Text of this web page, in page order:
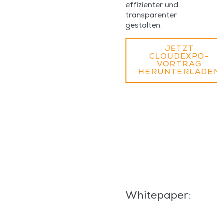
effizienter und
transparenter
gestalten.
JETZT
CLOUDEXPO-
VORTRAG
Whitepaper: